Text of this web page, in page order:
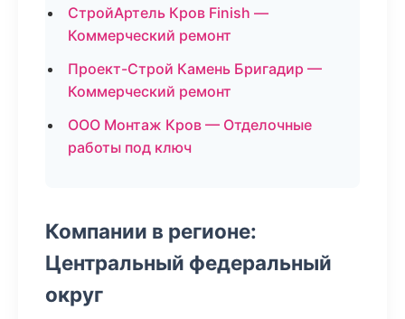
СтройАртель Кров Finish —
Коммерческий ремонт
Проект-Строй Камень Бригадир —
Коммерческий ремонт
ООО Монтаж Кров — Отделочные
работы под ключ
Компании в регионе:
Центральный федеральный
округ